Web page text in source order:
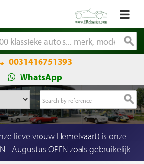
0031416751393
WhatsApp
lieve vrouw Hemelvaart) is onze
- Augustus OPEN zoals gebruikelijk